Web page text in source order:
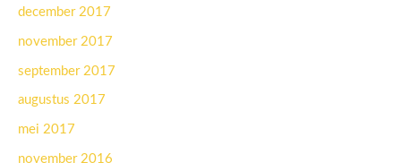
december 2017
november 2017
september 2017
augustus 2017
mei 2017
november 2016